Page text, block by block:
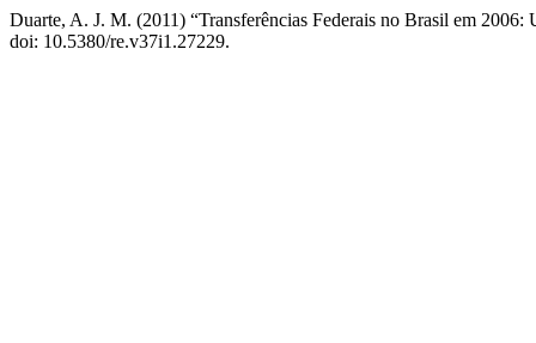
Duarte, A. J. M. (2011) “Transferências Federais no Brasil em
doi: 10.5380/re.v37i1.27229.